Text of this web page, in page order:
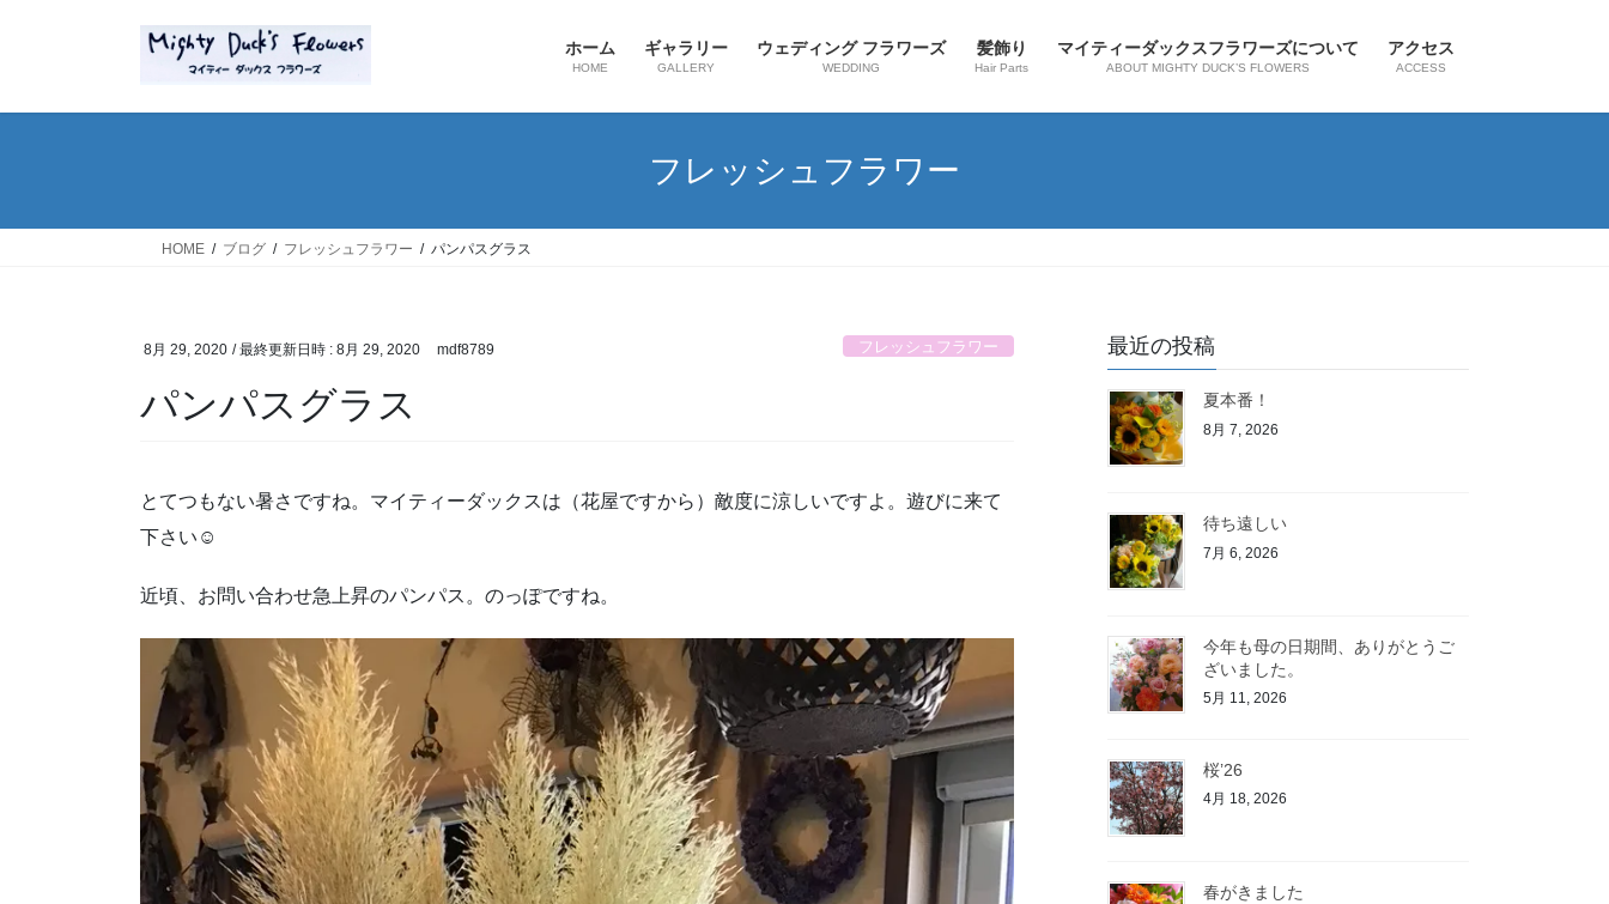
ホーム
HOME
ギャラリー
GALLERY
ウェディング フラワーズ
WEDDING
髪飾り
Hair Parts
マイティーダックスフラワーズについて
ABOUT MIGHTY DUCK’S FLOWERS
アクセス
ACCESS
フレッシュフラワー
HOME ブログ フレッシュフラワー パンパスグラス
8月 29, 2020 / 最終更新日時 : 8月 29, 2020 mdf8789 フレッシュフラワー
パンパスグラス
とてつもない暑さですね。マイティーダックスは（花屋ですから）敵度に涼しいですよ。遊びに来て
下さい☺️
近頃、お問い合わせ急上昇のパンパス。のっぽですね。
最近の投稿
夏本番！
8月 7, 2026
待ち遠しい
7月 6, 2026
今年も母の日期間、ありがとうご
ざいました。
5月 11, 2026
桜’26
4月 18, 2026
春がきました